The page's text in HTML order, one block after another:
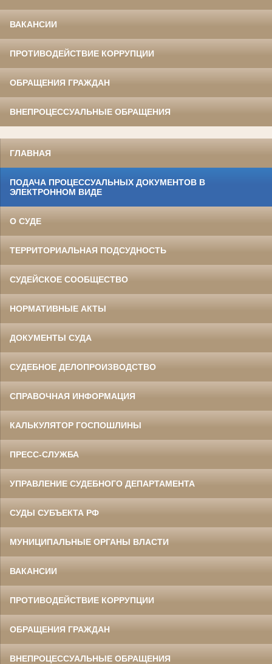
ВАКАНСИИ
ПРОТИВОДЕЙСТВИЕ КОРРУПЦИИ
ОБРАЩЕНИЯ ГРАЖДАН
ВНЕПРОЦЕССУАЛЬНЫЕ ОБРАЩЕНИЯ
ГЛАВНАЯ
ПОДАЧА ПРОЦЕССУАЛЬНЫХ ДОКУМЕНТОВ В
ЭЛЕКТРОННОМ ВИДЕ
О СУДЕ
ТЕРРИТОРИАЛЬНАЯ ПОДСУДНОСТЬ
СУДЕЙСКОЕ СООБЩЕСТВО
НОРМАТИВНЫЕ АКТЫ
ДОКУМЕНТЫ СУДА
СУДЕБНОЕ ДЕЛОПРОИЗВОДСТВО
СПРАВОЧНАЯ ИНФОРМАЦИЯ
КАЛЬКУЛЯТОР ГОСПОШЛИНЫ
ПРЕСС-СЛУЖБА
УПРАВЛЕНИЕ СУДЕБНОГО ДЕПАРТАМЕНТА
СУДЫ СУБЪЕКТА РФ
МУНИЦИПАЛЬНЫЕ ОРГАНЫ ВЛАСТИ
ВАКАНСИИ
ПРОТИВОДЕЙСТВИЕ КОРРУПЦИИ
ОБРАЩЕНИЯ ГРАЖДАН
ВНЕПРОЦЕССУАЛЬНЫЕ ОБРАЩЕНИЯ